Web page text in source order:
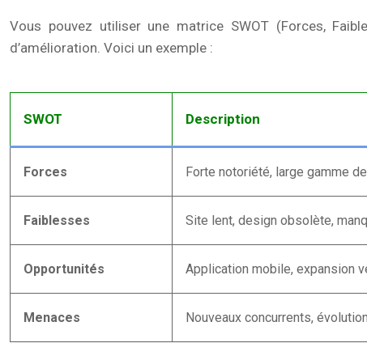
Vous pouvez utiliser une matrice SWOT (Forces,
d’amélioration. Voici un exemple :
SWOT Description
Forces Forte notoriété, large gamme
Faiblesses Site lent, design obsolète,
Opportunités Application mobile, expansion
Menaces Nouveaux concurrents,